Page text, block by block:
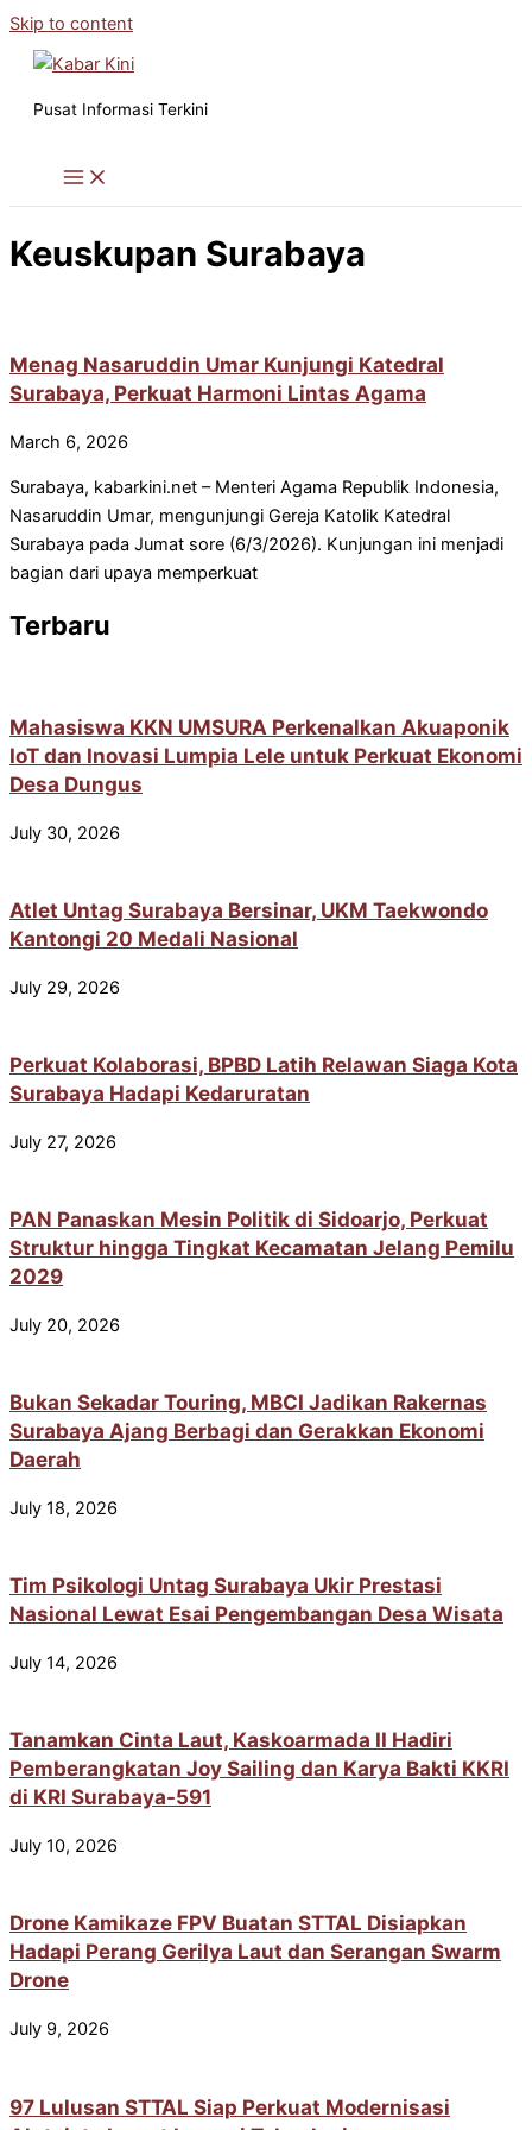
Skip to content
Pusat Informasi Terkini
Keuskupan Surabaya
Menag Nasaruddin Umar Kunjungi Katedral
Surabaya, Perkuat Harmoni Lintas Agama
March 6, 2026
Surabaya, kabarkini.net – Menteri Agama Republik Indonesia,
Nasaruddin Umar, mengunjungi Gereja Katolik Katedral
Surabaya pada Jumat sore (6/3/2026). Kunjungan ini menjadi
bagian dari upaya memperkuat
Terbaru
Mahasiswa KKN UMSURA Perkenalkan Akuaponik
IoT dan Inovasi Lumpia Lele untuk Perkuat Ekonomi
Desa Dungus
July 30, 2026
Atlet Untag Surabaya Bersinar, UKM Taekwondo
Kantongi 20 Medali Nasional
July 29, 2026
Perkuat Kolaborasi, BPBD Latih Relawan Siaga Kota
Surabaya Hadapi Kedaruratan
July 27, 2026
PAN Panaskan Mesin Politik di Sidoarjo, Perkuat
Struktur hingga Tingkat Kecamatan Jelang Pemilu
2029
July 20, 2026
Bukan Sekadar Touring, MBCI Jadikan Rakernas
Surabaya Ajang Berbagi dan Gerakkan Ekonomi
Daerah
July 18, 2026
Tim Psikologi Untag Surabaya Ukir Prestasi
Nasional Lewat Esai Pengembangan Desa Wisata
July 14, 2026
Tanamkan Cinta Laut, Kaskoarmada II Hadiri
Pemberangkatan Joy Sailing dan Karya Bakti KKRI
di KRI Surabaya-591
July 10, 2026
Drone Kamikaze FPV Buatan STTAL Disiapkan
Hadapi Perang Gerilya Laut dan Serangan Swarm
Drone
July 9, 2026
97 Lulusan STTAL Siap Perkuat Modernisasi